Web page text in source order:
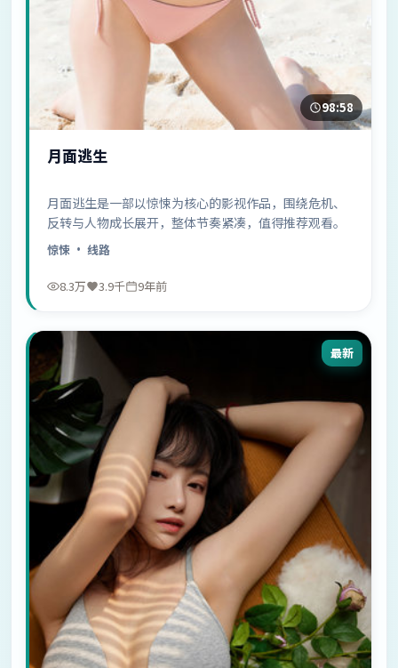
98:58
月面逃生
月面逃生是一部以惊悚为核心的影视作品，围绕危机、
反转与人物成长展开，整体节奏紧凑，值得推荐观看。
惊悚 · 线路
8.3万 3.9千 9年前
最新